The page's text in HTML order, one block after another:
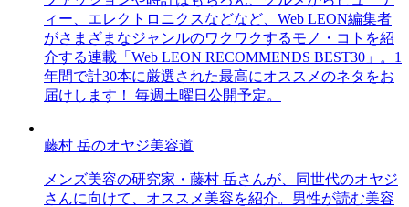
ィー、エレクトロニクスなどなど、Web LEON編集者
がさまざまなジャンルのワクワクするモノ・コトを紹
介する連載「Web LEON RECOMMENDS BEST30」。1
年間で計30本に厳選された最高にオススメのネタをお
届けします！ 毎週土曜日公開予定。
藤村 岳のオヤジ美容道
メンズ美容の研究家・藤村 岳さんが、同世代のオヤジ
さんに向けて、オススメ美容を紹介。男性が読む美容